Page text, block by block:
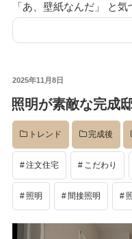
「あ、壁紙なんだ」 と
投
日:
2025年11月8日
照明が素敵な完成
トレンド 完成後
注文住宅 こだわり
照明 間接照明